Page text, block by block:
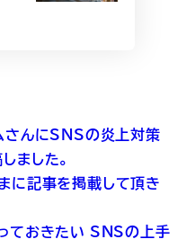
さんにSNSの炎上対策
ました。
に記事を掲載して頂き
ておきたい SNSの上手